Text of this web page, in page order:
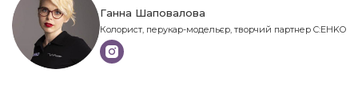
Ганна Шаповалова
Колорист, перукар-модельєр, творчий партнер C:EHKO